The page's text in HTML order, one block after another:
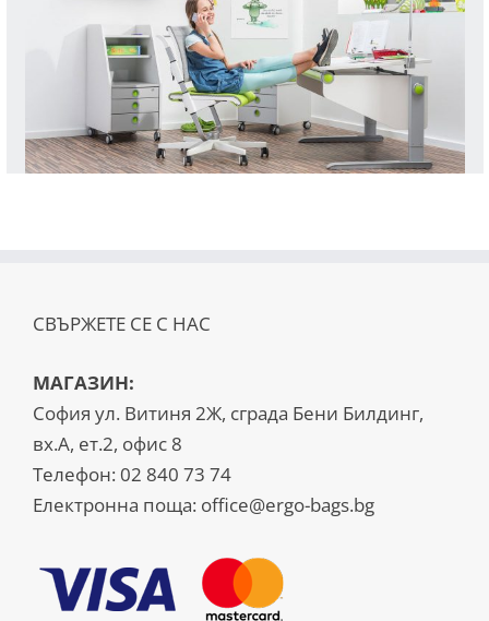
СВЪРЖЕТЕ СЕ С НАС
МАГАЗИН:
София ул. Витиня 2Ж, сграда Бени Билдинг,
вх.А, ет.2, офис 8
Телефон: 02 840 73 74
Електронна поща: office@ergo-bags.bg